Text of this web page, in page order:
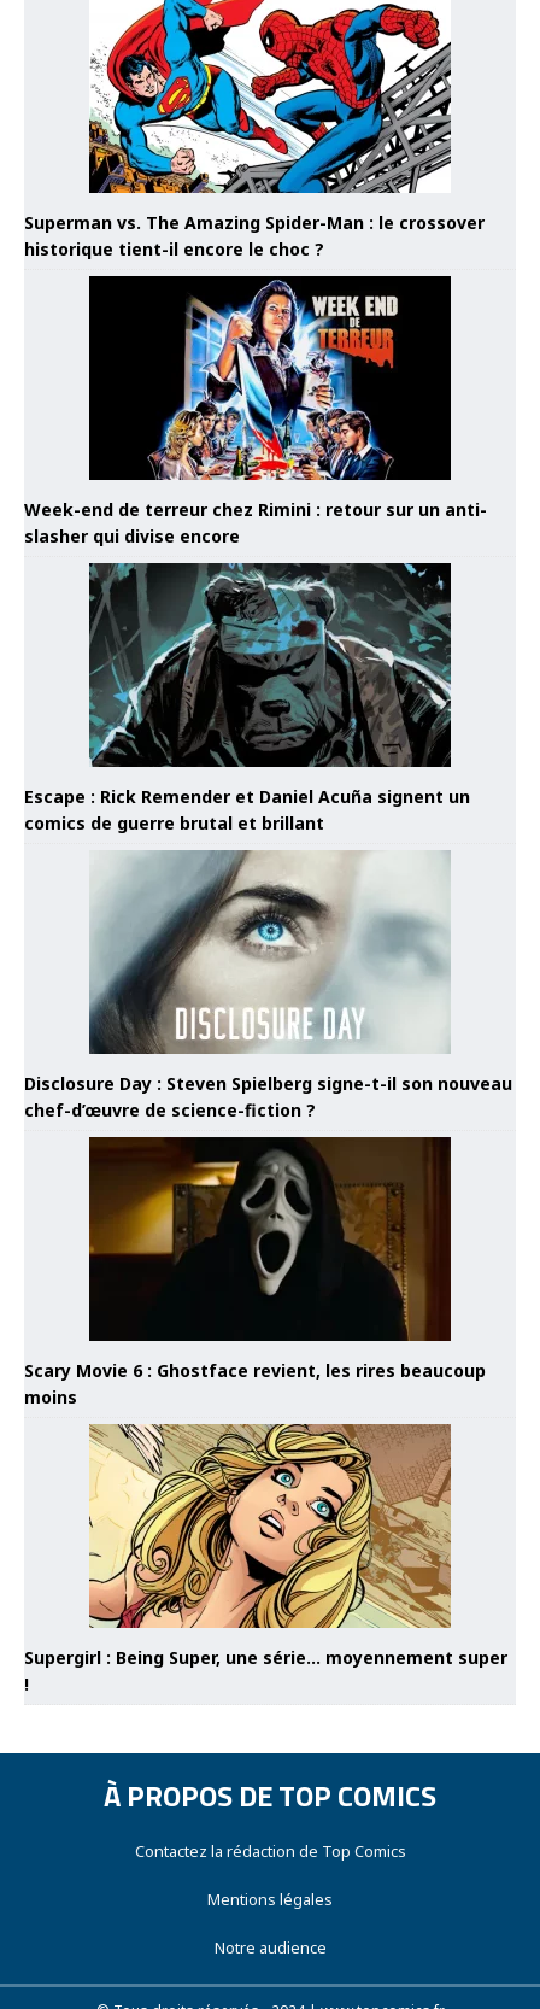
Superman vs. The Amazing Spider-Man : le crossover
historique tient-il encore le choc ?
Week-end de terreur chez Rimini : retour sur un anti-
slasher qui divise encore
Escape : Rick Remender et Daniel Acuña signent un
comics de guerre brutal et brillant
Disclosure Day : Steven Spielberg signe-t-il son nouveau
chef-d’œuvre de science-fiction ?
Scary Movie 6 : Ghostface revient, les rires beaucoup
moins
Supergirl : Being Super, une série… moyennement super
!
À PROPOS DE TOP COMICS
Contactez la rédaction de Top Comics
Mentions légales
Notre audience